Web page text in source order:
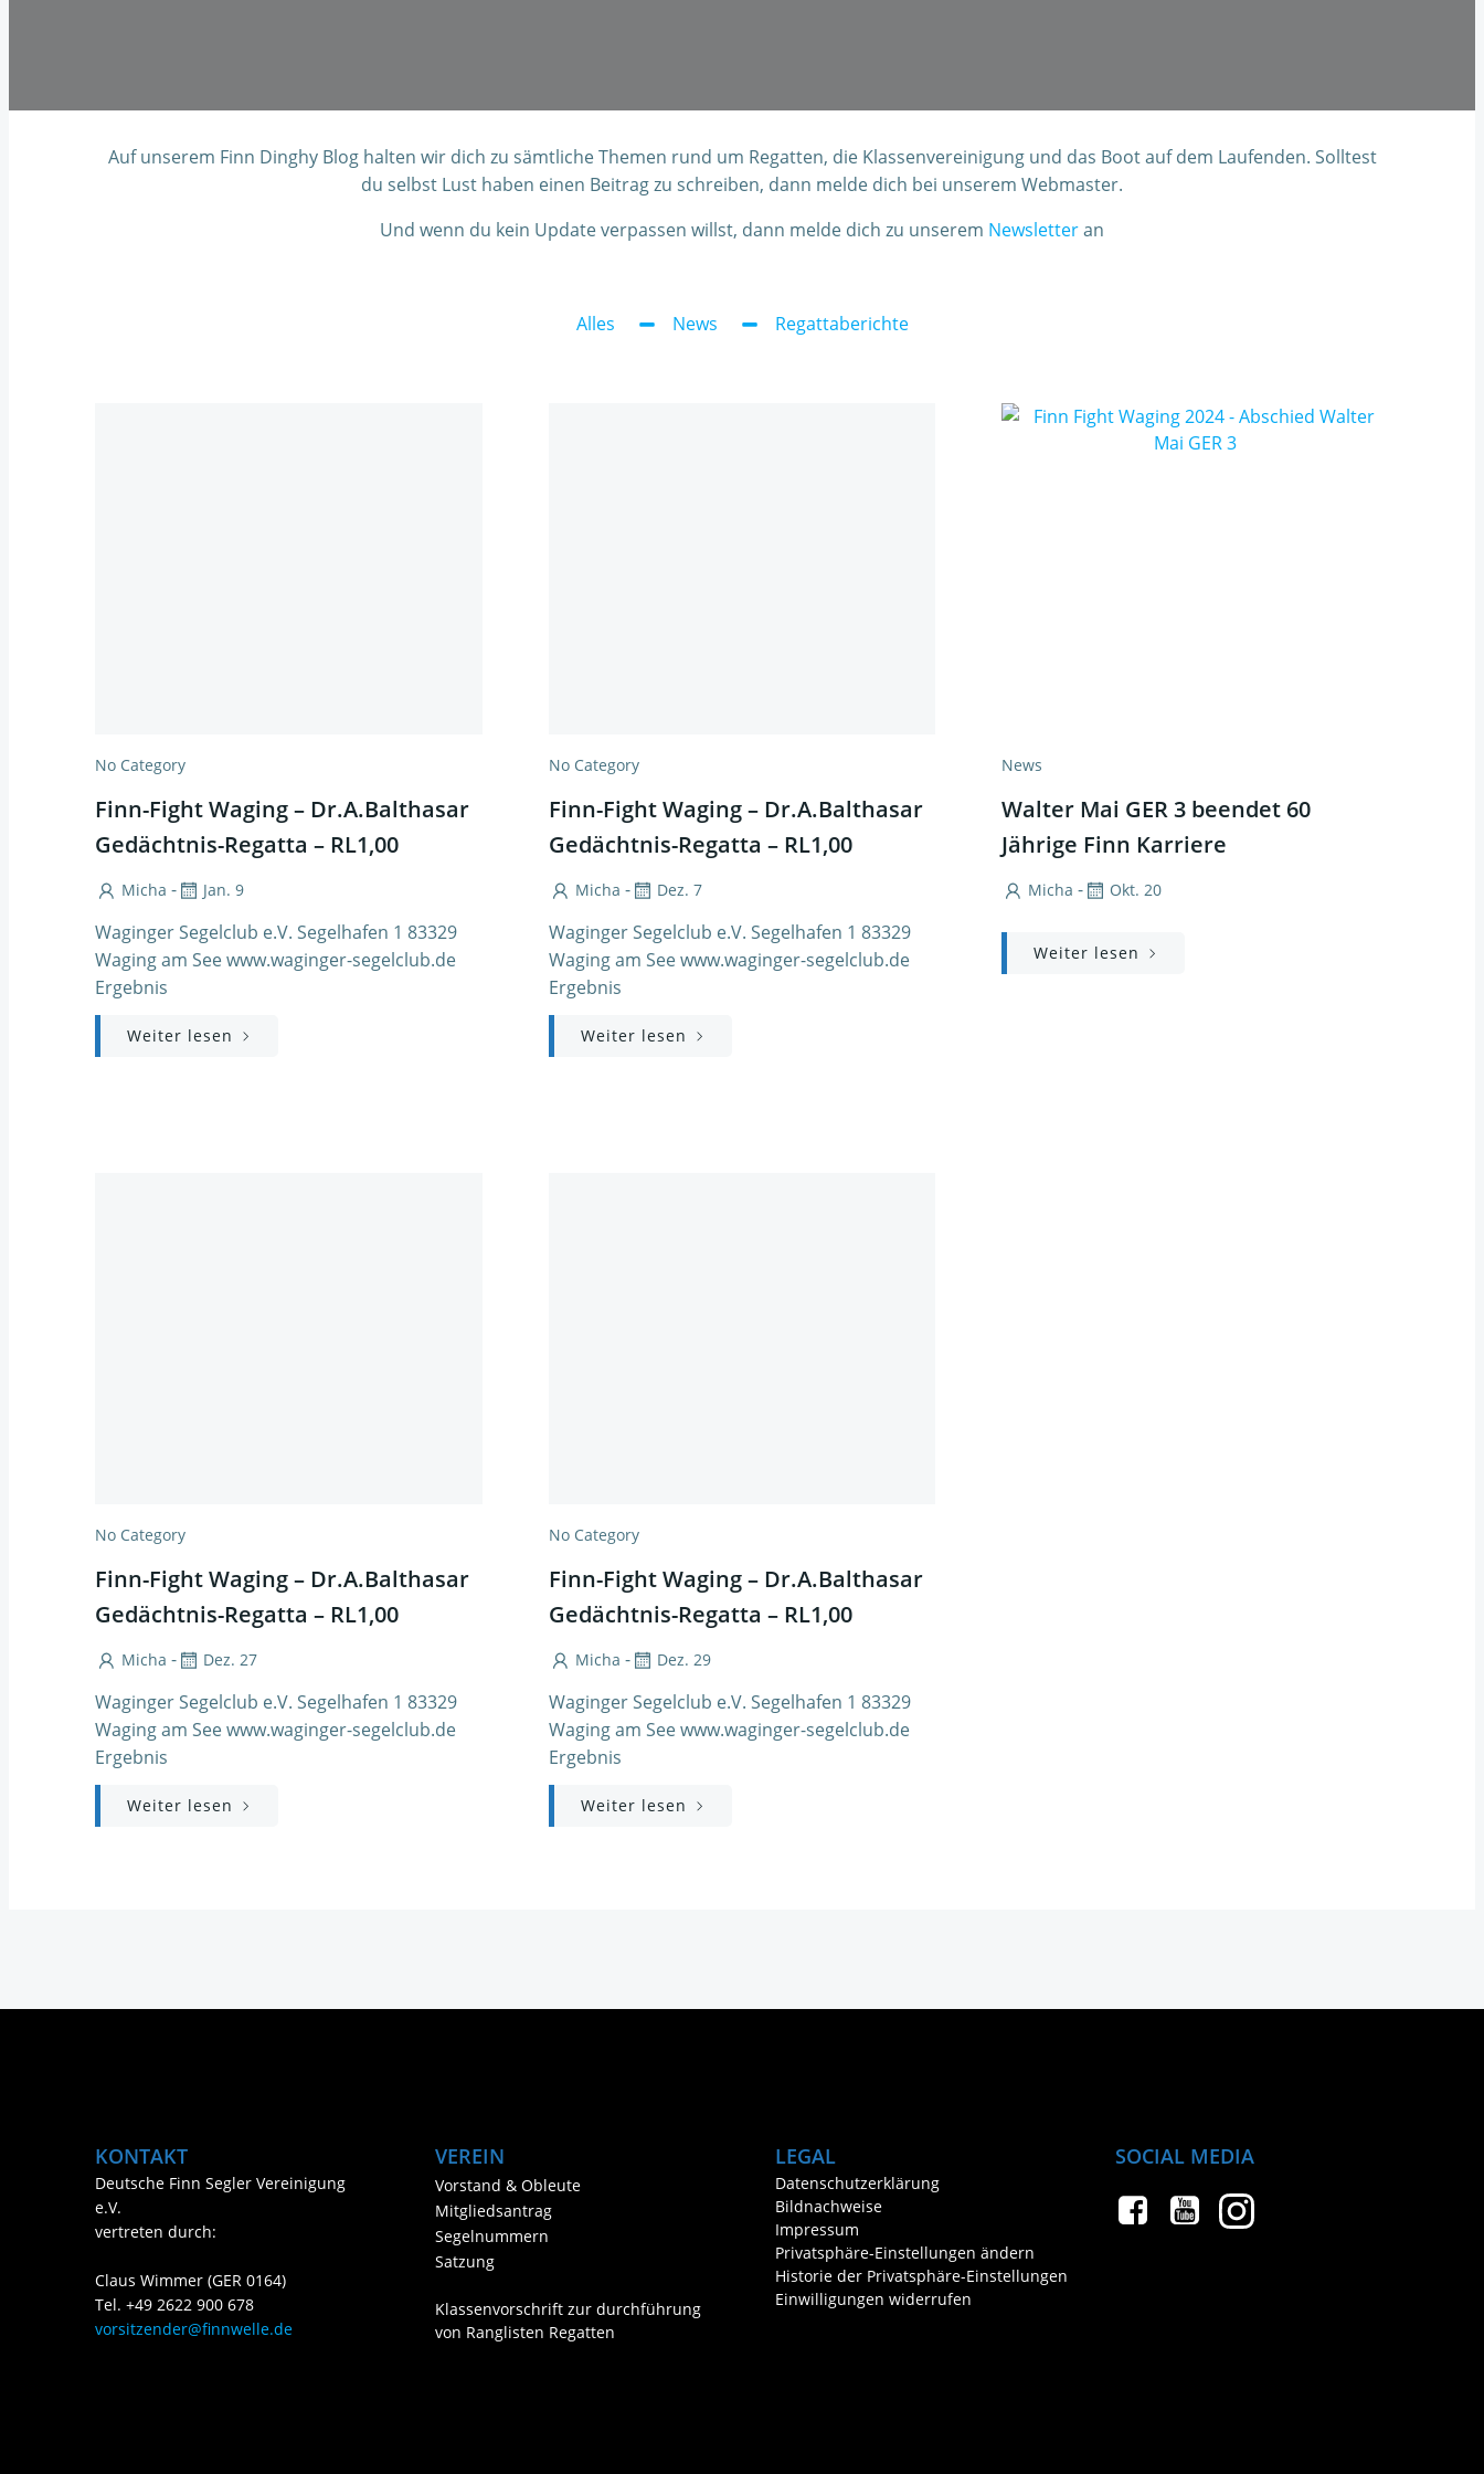
Auf unserem Finn Dinghy Blog halten wir dich zu sämtliche Themen rund um Regatten, die Klassenvereinigung und das Boot auf dem Laufenden. Solltest
du selbst Lust haben einen Beitrag zu schreiben, dann melde dich bei unserem Webmaster.
Und wenn du kein Update verpassen willst, dann melde dich zu unserem Newsletteran
Alles News Regattaberichte
No Category
Finn-Fight Waging – Dr.A.Balthasar
Gedächtnis-Regatta – RL1,00
Micha - Jan. 9
Waginger Segelclub e.V. Segelhafen 1 83329
Waging am See www.waginger-segelclub.de
Ergebnis
Weiter lesen
No Category
Finn-Fight Waging – Dr.A.Balthasar
Gedächtnis-Regatta – RL1,00
Micha - Dez. 7
Waginger Segelclub e.V. Segelhafen 1 83329
Waging am See www.waginger-segelclub.de
Ergebnis
Weiter lesen
News
Walter Mai GER 3 beendet 60
Jährige Finn Karriere
Micha - Okt. 20
Weiter lesen
No Category
Finn-Fight Waging – Dr.A.Balthasar
Gedächtnis-Regatta – RL1,00
Micha - Dez. 27
Waginger Segelclub e.V. Segelhafen 1 83329
Waging am See www.waginger-segelclub.de
Ergebnis
Weiter lesen
No Category
Finn-Fight Waging – Dr.A.Balthasar
Gedächtnis-Regatta – RL1,00
Micha - Dez. 29
Waginger Segelclub e.V. Segelhafen 1 83329
Waging am See www.waginger-segelclub.de
Ergebnis
Weiter lesen
KONTAKT
Deutsche Finn Segler Vereinigung
e.V.
vertreten durch:
Claus Wimmer (GER 0164)
Tel. +49 2622 900 678
vorsitzender@finnwelle.de
VEREIN
Vorstand & Obleute
Mitgliedsantrag
Segelnummern
Satzung
Klassenvorschrift zur durchführung
von Ranglisten Regatten
LEGAL
Datenschutzerklärung
Bildnachweise
Impressum
Privatsphäre-Einstellungen ändern
Historie der Privatsphäre-Einstellungen
Einwilligungen widerrufen
SOCIAL MEDIA